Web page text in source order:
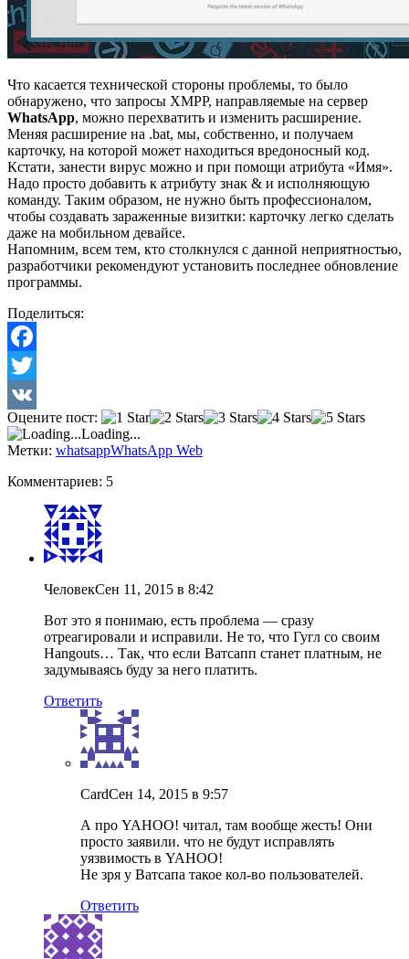
Что касается технической стороны проблемы, то было
обнаружено, что запросы XMPP, направляемые на сервер
WhatsApp, можно перехватить и изменить расширение.
Меняя расширение на .bat, мы, собственно, и получаем
карточку, на которой может находиться вредоносный код.
Кстати, занести вирус можно и при помощи атрибута «Имя».
Надо просто добавить к атрибуту знак & и исполняющую
команду. Таким образом, не нужно быть профессионалом,
чтобы создавать зараженные визитки: карточку легко сделать
даже на мобильном девайсе.
Напомним, всем тем, кто столкнулся с данной неприятностью,
разработчики рекомендуют установить последнее обновление
программы.
Поделиться:
Facebook
Twitter
VK
Оцените пост:
Loading...
Метки: whatsappWhatsApp Web
Комментариев: 5
ЧеловекСен 11, 2015 в 8:42
Вот это я понимаю, есть проблема — сразу
отреагировали и исправили. Не то, что Гугл со своим
Hangouts… Так, что если Ватсапп станет платным, не
задумываясь буду за него платить.
Ответить
CardСен 14, 2015 в 9:57
А про YAHOO! читал, там вообще жесть! Они
просто заявили. что не будут исправлять
уязвимость в YAHOO!
Не зря у Ватсапа такое кол-во пользователей.
Ответить